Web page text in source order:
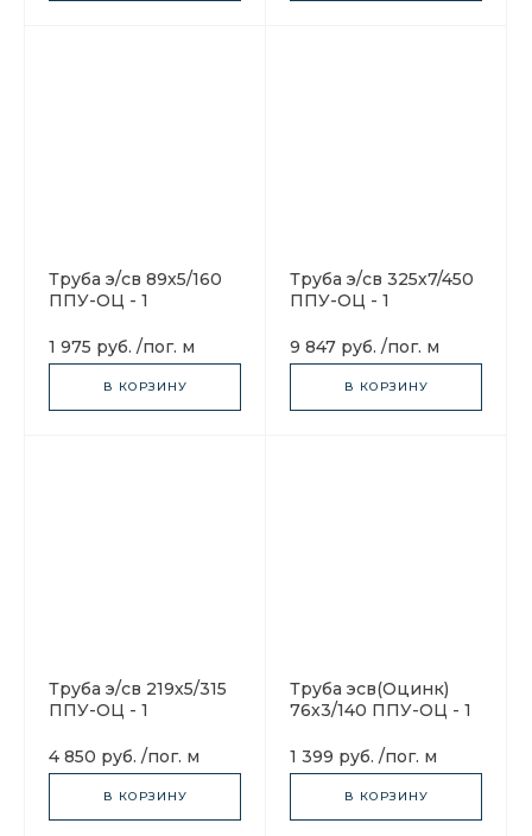
Труба э/св 89х5/160
ППУ-ОЦ - 1
1 975 руб. /пог. м
В КОРЗИНУ
Труба э/св 325х7/450
ППУ-ОЦ - 1
9 847 руб. /пог. м
В КОРЗИНУ
Труба э/св 219х5/315
ППУ-ОЦ - 1
4 850 руб. /пог. м
В КОРЗИНУ
Труба эсв(Оцинк)
76х3/140 ППУ-ОЦ - 1
1 399 руб. /пог. м
В КОРЗИНУ